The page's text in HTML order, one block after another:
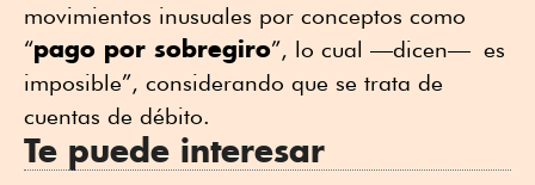
movimientos inusuales por conceptos como
“pago por sobregiro”, lo cual —dicen— es
imposible”, considerando que se trata de
cuentas de débito.
Te puede interesar